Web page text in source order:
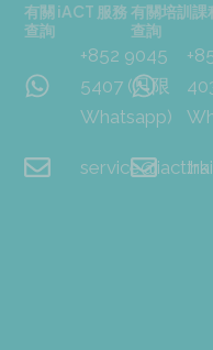
有關 iACT 服務
查詢
+852 9045
5407 (只限
Whatsapp)
service@iact.hk
有關培訓課
查詢